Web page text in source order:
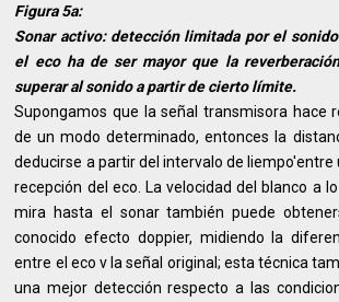
Figura 5a:
Sonar activo: detección limitada por el
el eco ha de ser mayor que la
superar al sonido a partir de cierto límite.
Supongamos que la señal transmisora hace
de un modo determinado, entonces la
deducirse a partir del intervalo de liempo'entre
recepción del eco. La velocidad del blanco a
mira hasta el sonar también puede
conocido efecto doppier, midiendo la
entre el eco v la señal original; esta técnica
una mejor detección respecto a las